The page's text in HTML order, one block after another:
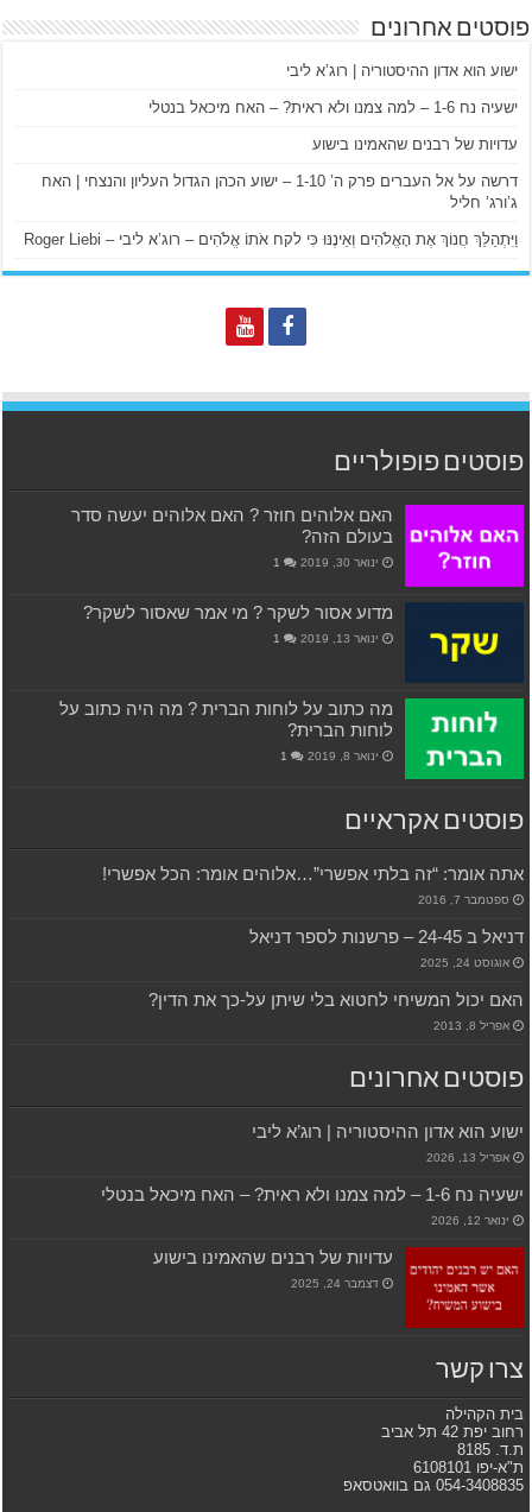
פוסטים אחרונים
ישוע הוא אדון ההיסטוריה | רוג’א ליבי
ישעיה נח 1-6 – למה צמנו ולא ראית? – האח מיכאל בנטלי
עדויות של רבנים שהאמינו בישוע
דרשה על אל העברים פרק ה’ 1-10 – ישוע הכהן הגדול העליון והנצחי | האח
ג’ורג’ חליל
וַיִּתְהַלֵּךְ חֲנוֹךְ אֶת הָאֱלֹהִים וְאֵינֶנּוּ כִּי לקח אֹתוֹ אֱלֹהִים – רוג’א ליבי – Roger Liebi
פוסטים פופולריים
האם אלוהים חוזר ? האם אלוהים יעשה סדר
בעולם הזה?
ינואר 30, 2019 1
מדוע אסור לשקר ? מי אמר שאסור לשקר?
ינואר 13, 2019 1
מה כתוב על לוחות הברית ? מה היה כתוב על
לוחות הברית?
ינואר 8, 2019 1
פוסטים אקראיים
אתה אומר: “זה בלתי אפשרי”…אלוהים אומר: הכל אפשרי!
ספטמבר 7, 2016
דניאל ב 24-45 – פרשנות לספר דניאל
אוגוסט 24, 2025
האם יכול המשיחי לחטוא בלי שיתן על-כך את הדין?
אפריל 8, 2013
פוסטים אחרונים
ישוע הוא אדון ההיסטוריה | רוג’א ליבי
אפריל 13, 2026
ישעיה נח 1-6 – למה צמנו ולא ראית? – האח מיכאל בנטלי
ינואר 12, 2026
עדויות של רבנים שהאמינו בישוע
דצמבר 24, 2025
צרו קשר
בית הקהילה
רחוב יפת 42 תל אביב
ת.ד. 8185
ת"א-יפו 6108101
054-3408835 גם בוואטסאפ